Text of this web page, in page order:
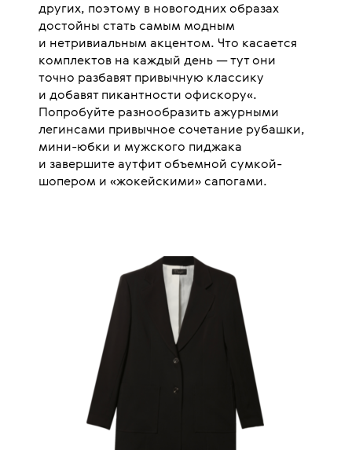
других, поэтому в новогодних образах
достойны стать самым модным
и нетривиальным акцентом. Что касается
комплектов на каждый день — тут они
точно разбавят привычную классику
и добавят пикантности офискору«.
Попробуйте разнообразить ажурными
легинсами привычное сочетание рубашки,
мини-юбки и мужского пиджака
и завершите аутфит объемной сумкой-
шопером и «жокейскими» сапогами.